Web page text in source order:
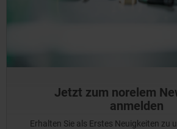
Jetzt zum norelem
anmelden
Erhalten Sie als Erstes Neuigkeiten zu